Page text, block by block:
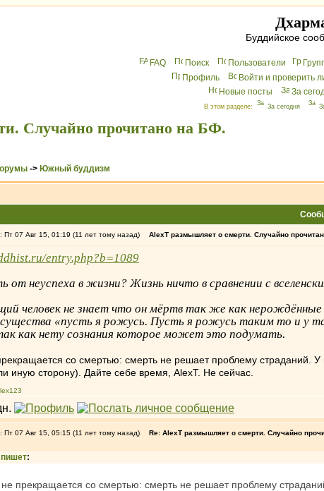
Буддийское
FAQ Поиск Пользователи
Профиль
Войти и проверить
Новые посты
За
В этом разделе: За сегодня
Случайно прочитано на БФ.
-> Южный буддизм
Пт 07 Авг 15, 01:19 (11 лет тому назад) AlexT размышляет о смерти. Случайно
entry.php?b=1089
от неуспеха в жизни? Жизнь ничто в сравнении с
человек не знает что он мёртв так же как
«пусть я рожусь. Пусть я рожусь таким то и у
как нету сознания которое может это подумать.
со смертью: смерть не решает проблему страданий.
иную сторону). Дайте себе время, AlexT. Не сейчас.
Пт 07 Авг 15, 05:15 (11 лет тому назад) Re: AlexT размышляет о смерти. Случайно
пишет:
прекращается со смертью: смерть не решает проблему